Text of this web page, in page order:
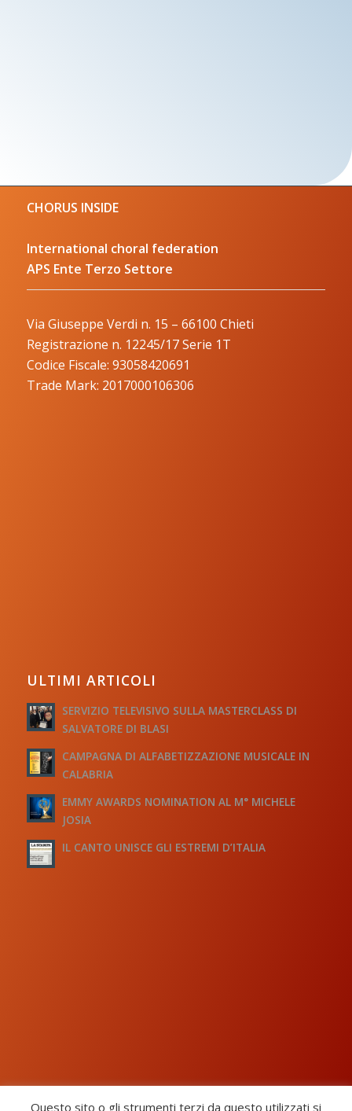
CHORUS INSIDE
International choral federation
APS Ente Terzo Settore
Via Giuseppe Verdi n. 15 – 66100 Chieti
Registrazione n. 12245/17 Serie 1T
Codice Fiscale: 93058420691
Trade Mark: 2017000106306
ULTIMI ARTICOLI
SERVIZIO TELEVISIVO SULLA MASTERCLASS DI
SALVATORE DI BLASI
CAMPAGNA DI ALFABETIZZAZIONE MUSICALE IN
CALABRIA
EMMY AWARDS NOMINATION AL M° MICHELE
JOSIA
IL CANTO UNISCE GLI ESTREMI D’ITALIA
Questo sito o gli strumenti terzi da questo utilizzati si